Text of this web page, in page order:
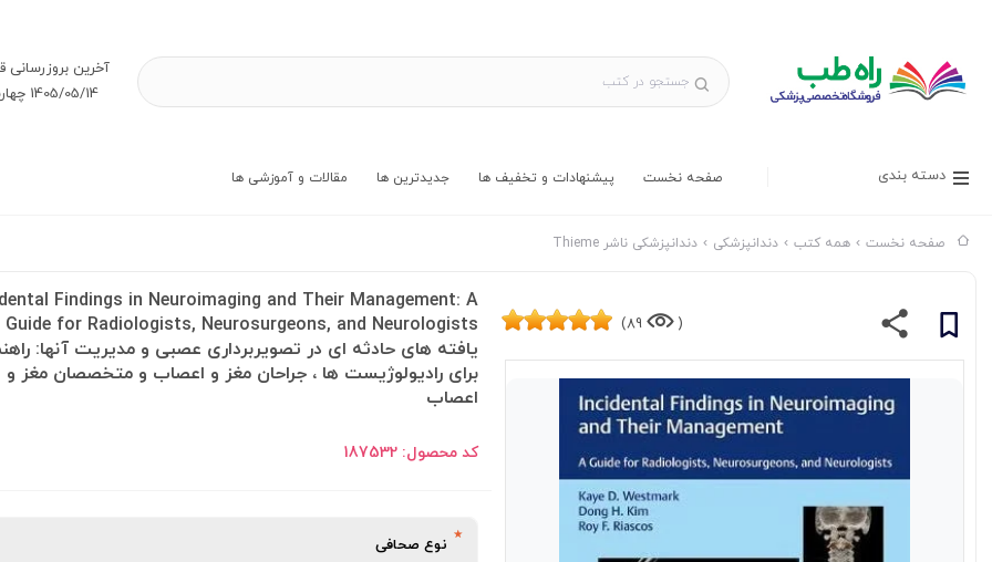
آخرین بروز‌رسانی
1405/05/14 چهارشنبه
دسته بندی صفحه نخست پیشنهادات و تخفیف ها جدیدترین ها مقالات و آموزشی ها
صفحه نخست همه کتب دندانپزشکی دندانپزشکی ناشر Thieme
(
89)
Findings in Neuroimaging and Their Management: A
Guide for Radiologists, Neurosurgeons, and Neurologists
یافته های حادثه ای در تصویربرداری عصبی و مدیریت آنها:
برای رادیولوژیست ها ، جراحان مغز و اعصاب و متخصصان مغز و
اعصاب
کد محصول:187532
نوع صحافی